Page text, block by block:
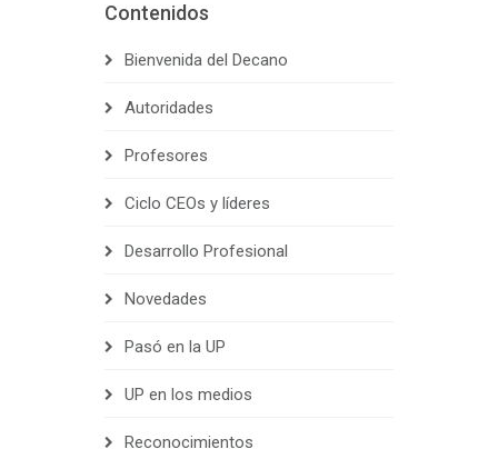
Contenidos
Bienvenida del Decano
Autoridades
Profesores
Ciclo CEOs y líderes
Desarrollo Profesional
Novedades
Pasó en la UP
UP en los medios
Reconocimientos